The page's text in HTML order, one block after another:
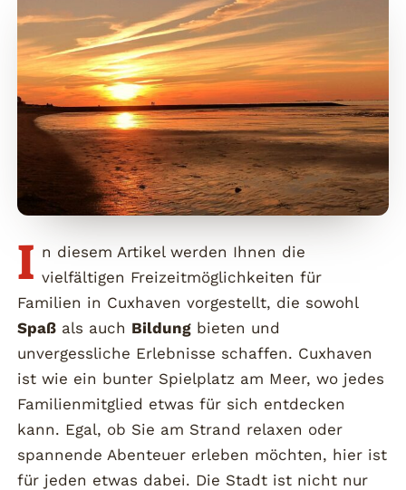
I n diesem Artikel werden Ihnen die
vielfältigen Freizeitmöglichkeiten für
Familien in Cuxhaven vorgestellt, die sowohl
Spaß als auch Bildung bieten und
unvergessliche Erlebnisse schaffen. Cuxhaven
ist wie ein bunter Spielplatz am Meer, wo jedes
Familienmitglied etwas für sich entdecken
kann. Egal, ob Sie am Strand relaxen oder
spannende Abenteuer erleben möchten, hier ist
für jeden etwas dabei. Die Stadt ist nicht nur